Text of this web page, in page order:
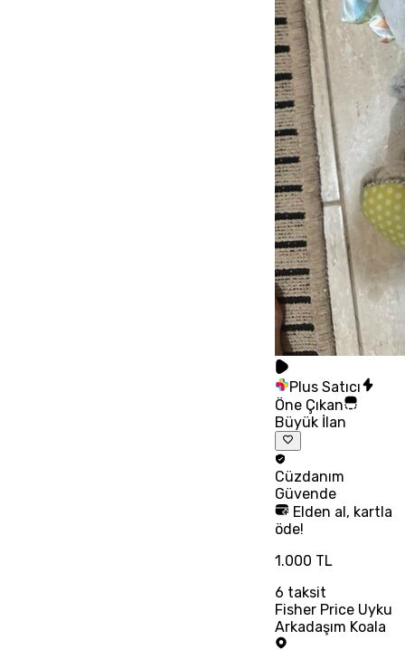
Plus Satıcı
Öne Çıkan
Büyük İlan
Cüzdanım
Güvende
Elden al, kartla
öde!
1.000 TL
6 taksit
Fisher Price Uyku
Arkadaşım Koala